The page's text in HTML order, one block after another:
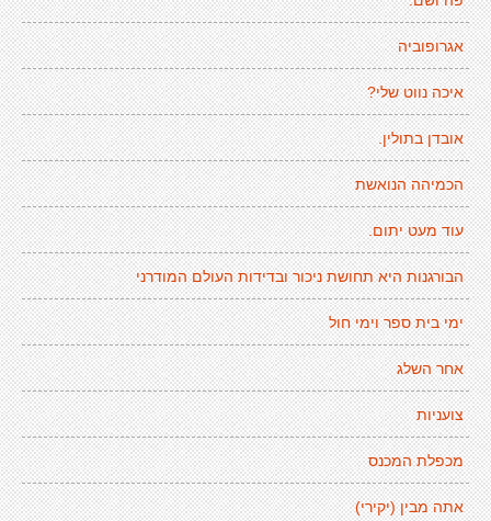
אגרופוביה
איכה נווט שלי?
אובדן בתולין.
הכמיהה הנואשת
עוד מעט יתום.
הבורגנות היא תחושת ניכור ובדידות העולם המודרני
ימי בית ספר וימי חול
אחר השלג
צועניות
מכפלת המכנס
אתה מבין (יקירי)